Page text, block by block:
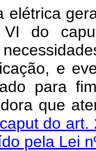
elétrica
do
e
para
que
do art.
pela Lei